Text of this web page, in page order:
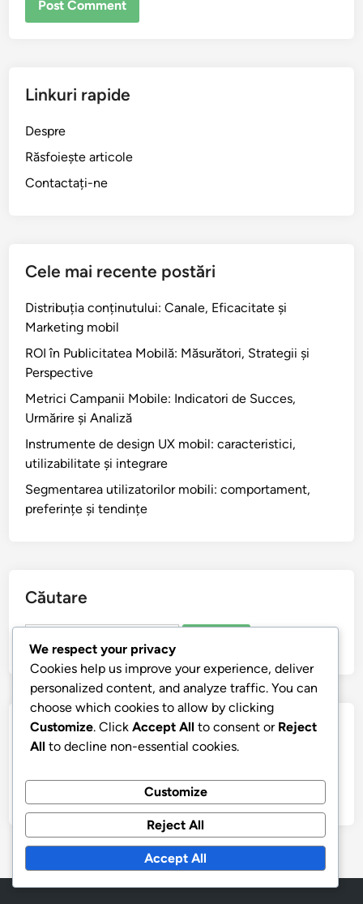
Linkuri rapide
Despre
Răsfoiește articole
Contactați-ne
Cele mai recente postări
Distribuția conținutului: Canale, Eficacitate și
Marketing mobil
ROI în Publicitatea Mobilă: Măsurători, Strategii și
Perspective
Metrici Campanii Mobile: Indicatori de Succes,
Urmărire și Analiză
Instrumente de design UX mobil: caracteristici,
utilizabilitate și integrare
Segmentarea utilizatorilor mobili: comportament,
preferințe și tendințe
Căutare
for:
Arhive
We respect your privacy
Cookies help us improve your experience, deliver
personalized content, and analyze traffic. You can
choose which cookies to allow by clicking
Customize. Click Accept All to consent or Reject
All to decline non-essential cookies.
Customize
Reject All
Accept All